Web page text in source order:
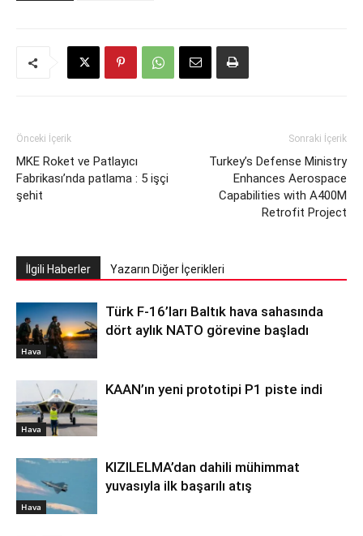
Önceki İçerik
MKE Roket ve Patlayıcı
Fabrikası’nda patlama : 5 işçi
şehit
Sonraki İçerik
Turkey’s Defense Ministry
Enhances Aerospace
Capabilities with A400M
Retrofit Project
İlgili Haberler Yazarın Diğer İçerikleri
Hava
Türk F-16’ları Baltık hava sahasında
dört aylık NATO görevine başladı
Hava
KAAN’ın yeni prototipi P1 piste indi
Hava
KIZILELMA’dan dahili mühimmat
yuvasıyla ilk başarılı atış